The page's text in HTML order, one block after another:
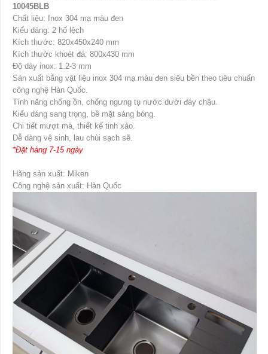
10045BLB
Chất liệu: Inox 304 mạ màu đen
Kiểu dáng: 2 hố lệch
Kích thước: 820x450x240 mm
Kích thước khoét đá: 800x430 mm
Độ dày inox: 1.2-3 mm
Sản xuất bằng vật liệu inox 304 mạ màu đen siêu bền theo tiêu chuẩn
công nghệ Hàn Quốc.
Tính năng chống ồn, chống ngưng tụ nước dưới đáy chậu.
Kiểu dáng sang trọng, bề mặt sáng bóng.
Chi tiết mượt mà, thiết kế tinh xảo.
Dễ dàng vệ sinh, lau chùi sạch sẽ.
*Đặt hàng 7-15 ngày
Hãng sản xuất: Miken
Công nghệ sản xuất: Hàn Quốc